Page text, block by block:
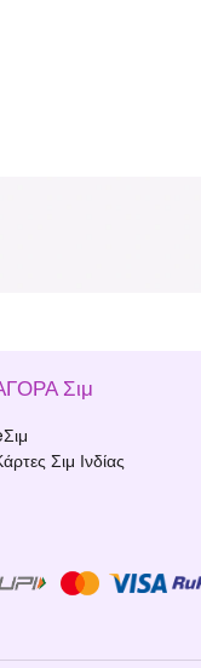
Σιμ
Σιμ Ινδίας